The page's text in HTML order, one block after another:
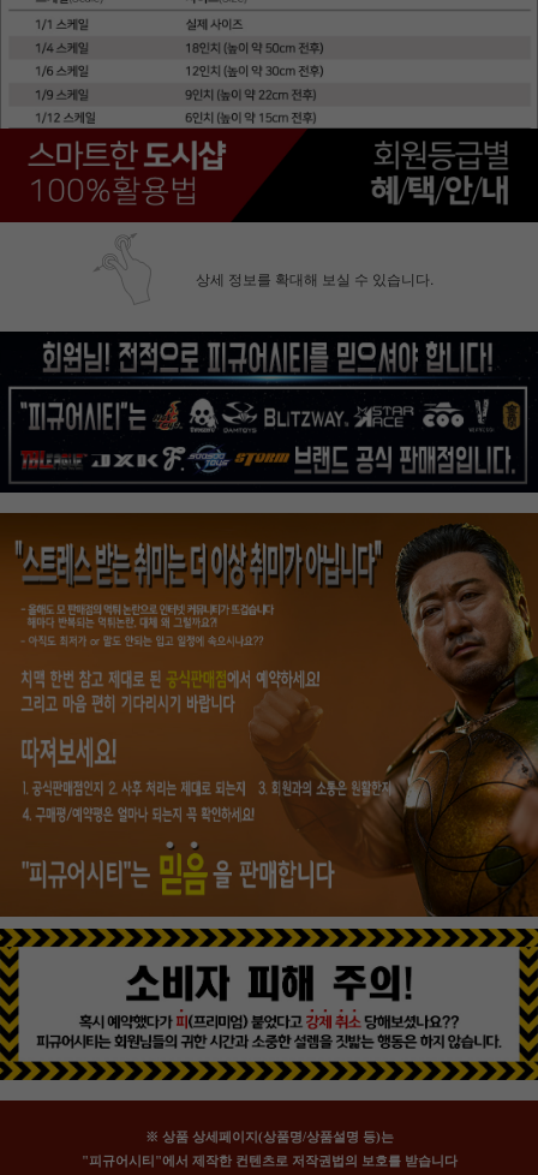
상세 정보를 확대해 보실 수 있습니다.
※ 상품 상세페이지(상품명/상품설명 등)는
"피규어시티"에서 제작한 컨텐츠로 저작권법의 보호를 받습니다